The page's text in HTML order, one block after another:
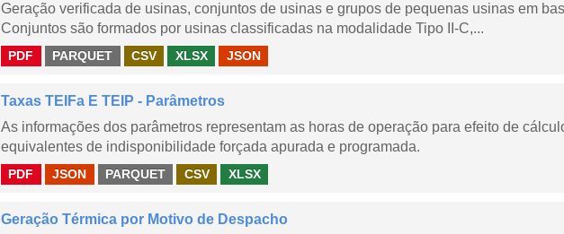
Geração verificada de usinas, conjuntos de usinas e grupos de pequenas usinas em
Conjuntos são formados por usinas classificadas na modalidade Tipo II-C,...
PDF PARQUET CSV XLSX JSON
Taxas TEIFa E TEIP - Parâmetros
As informações dos parâmetros representam as horas de operação para efeito de
equivalentes de indisponibilidade forçada apurada e programada.
PDF JSON PARQUET CSV XLSX
Geração Térmica por Motivo de Despacho